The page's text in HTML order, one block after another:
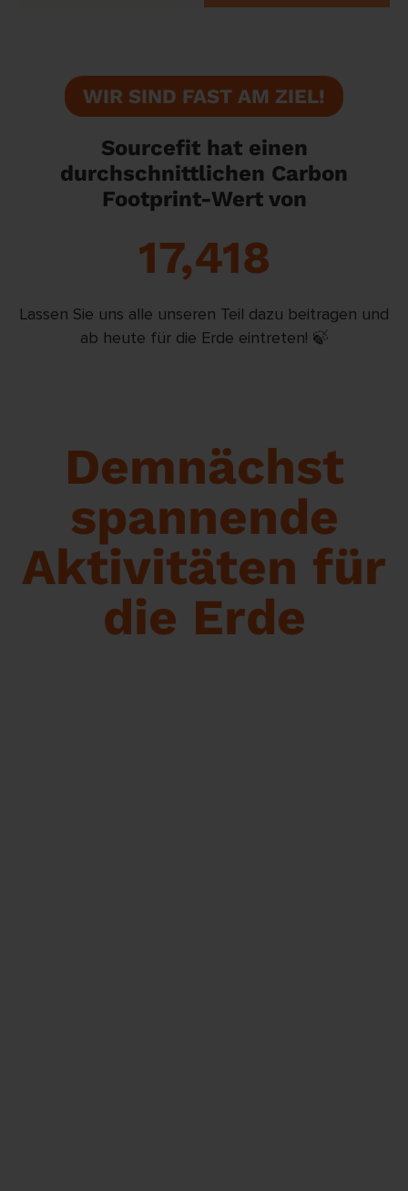
WIR SIND FAST AM ZIEL!
Sourcefit hat einen
durchschnittlichen Carbon
Footprint-Wert von
17,418
Lassen Sie uns alle unseren Teil dazu beitragen und
ab heute für die Erde eintreten! 🍃
Demnächst
spannende
Aktivitäten für
die Erde